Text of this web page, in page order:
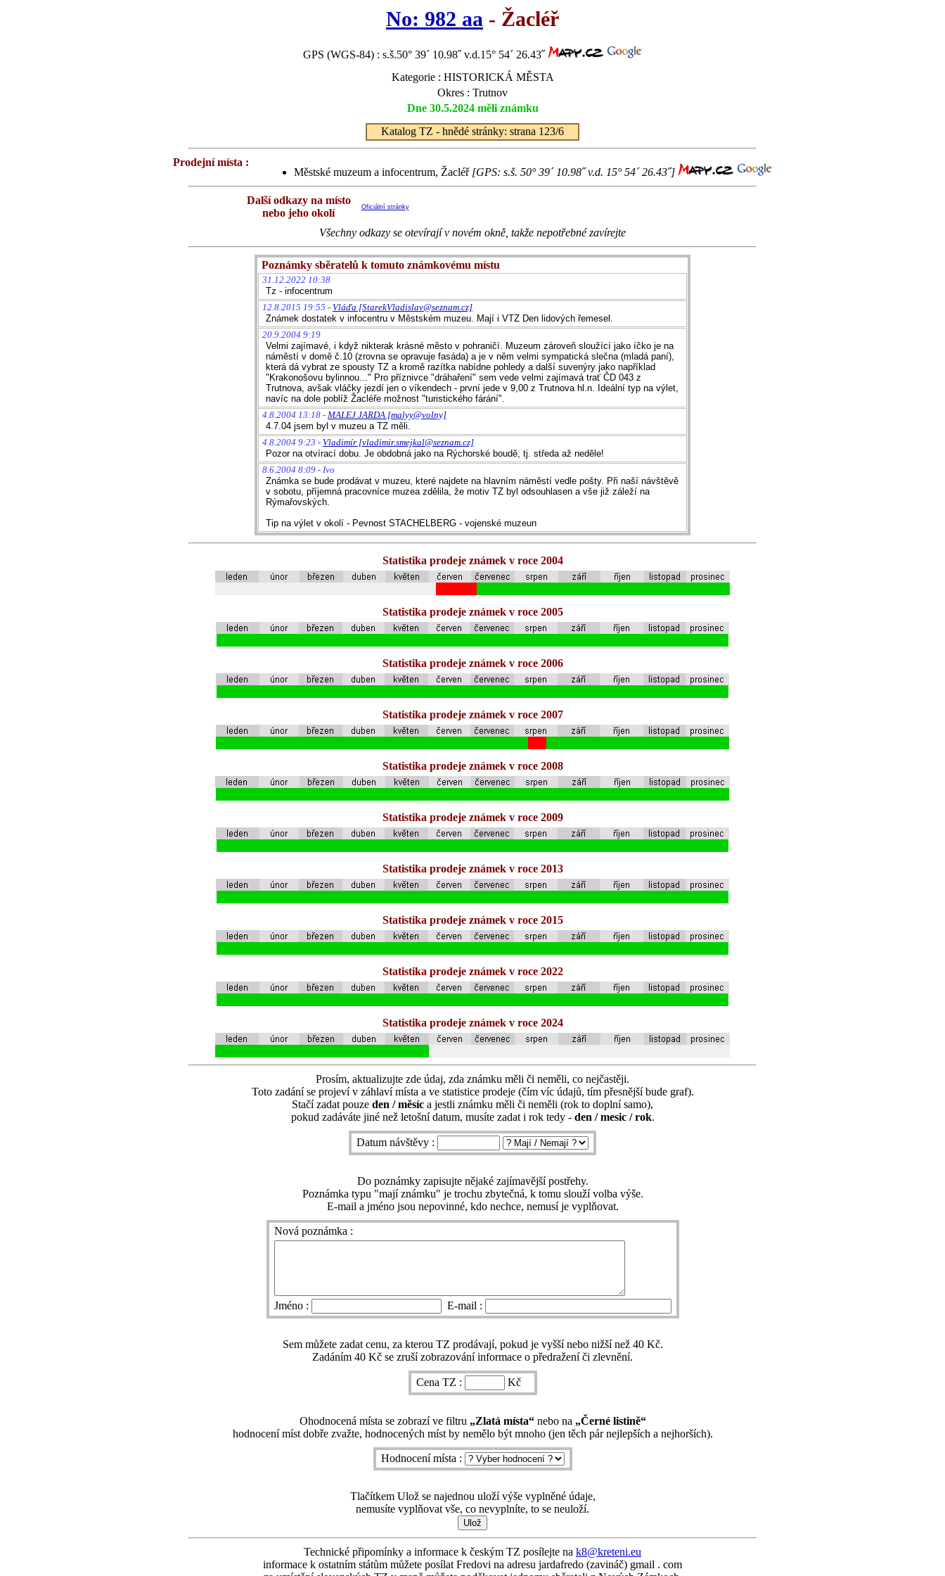
No: 982 aa - Žacléř
GPS (WGS-84) : s.š.50° 39´ 10.98˝ v.d.15° 54´ 26.43˝
Kategorie : HISTORICKÁ MĚSTA
Okres : Trutnov
Dne 30.5.2024 měli známku
Katalog TZ - hnědé stránky: strana 123/6
Prodejní místa :
Městské muzeum a infocentrum, Žacléř [GPS: s.š. 50° 39´ 10.98˝ v.d. 15° 54´ 26.43˝]
Další odkazy na místo
nebo jeho okolí
Oficiální stránky
Všechny odkazy se otevírají v novém okně, takže nepotřebné zavírejte
Poznámky sběratelů k tomuto známkovému místu
31.12.2022 10:38
Tz - infocentrum
12.8.2015 19:55 - Vláďa [StarekVladislav@seznam.cz]
Známek dostatek v infocentru v Městském muzeu. Mají i VTZ Den lidových řemesel.
20.9.2004 9:19
Velmi zajímavé, i když nikterak krásné město v pohraničí. Muzeum zároveň sloužící jako íčko je na
náměstí v domě č.10 (zrovna se opravuje fasáda) a je v něm velmi sympatická slečna (mladá paní),
která dá vybrat ze spousty TZ a kromě razítka nabídne pohledy a další suvenýry jako například
"Krakonošovu bylinnou..." Pro příznivce "dráhaření" sem vede velmi zajímavá trať ČD 043 z
Trutnova, avšak vláčky jezdí jen o víkendech - první jede v 9,00 z Trutnova hl.n. Ideální typ na výlet,
navíc na dole poblíž Žacléře možnost "turistického fárání".
4.8.2004 13:18 - MALEJ JARDA [malyy@volny]
4.7.04 jsem byl v muzeu a TZ měli.
4.8.2004 9:23 - Vladimír [vladimir.smejkal@seznam.cz]
Pozor na otvírací dobu. Je obdobná jako na Rýchorské boudě, tj. středa až neděle!
8.6.2004 8:09 - Ivo
Známka se bude prodávat v muzeu, které najdete na hlavním náměstí vedle pošty. Při naší návštěvě
v sobotu, příjemná pracovníce muzea zdělila, že motiv TZ byl odsouhlasen a vše již záleží na
Rýmařovských.
Tip na výlet v okolí - Pevnost STACHELBERG - vojenské muzeun
Statistika prodeje známek v roce 2004
Statistika prodeje známek v roce 2005
Statistika prodeje známek v roce 2006
Statistika prodeje známek v roce 2007
Statistika prodeje známek v roce 2008
Statistika prodeje známek v roce 2009
Statistika prodeje známek v roce 2013
Statistika prodeje známek v roce 2015
Statistika prodeje známek v roce 2022
Statistika prodeje známek v roce 2024
Prosím, aktualizujte zde údaj, zda známku měli či neměli, co nejčastěji.
Toto zadání se projeví v záhlaví místa a ve statistice prodeje (čím víc údajů, tím přesnější bude graf).
Stačí zadat pouze den / měsíc a jestli známku měli či neměli (rok to doplní samo),
pokud zadáváte jiné než letošní datum, musíte zadat i rok tedy - den / mesic / rok.
Datum návštěvy :
Do poznámky zapisujte nějaké zajímavější postřehy.
Poznámka typu "mají známku" je trochu zbytečná, k tomu slouží volba výše.
E-mail a jméno jsou nepovinné, kdo nechce, nemusí je vyplňovat.
Nová poznámka :
Jméno : E-mail :
Sem můžete zadat cenu, za kterou TZ prodávají, pokud je vyšší nebo nižší než 40 Kč.
Zadáním 40 Kč se zruší zobrazování informace o předražení či zlevnění.
Cena TZ : Kč
Ohodnocená místa se zobrazí ve filtru „Zlatá místa“nebo na „Černé listině“
hodnocení míst dobře zvažte, hodnocených míst by nemělo být mnoho (jen těch pár nejlepších a nejhorších).
Hodnocení místa :
Tlačítkem Ulož se najednou uloží výše vyplněné údaje,
nemusíte vyplňovat vše, co nevyplníte, to se neuloží.
Technické připomínky a informace k českým TZ posílejte na k8@kreteni.eu
informace k ostatním státům můžete posílat Fredovi na adresu jardafredo (zavináč) gmail . com